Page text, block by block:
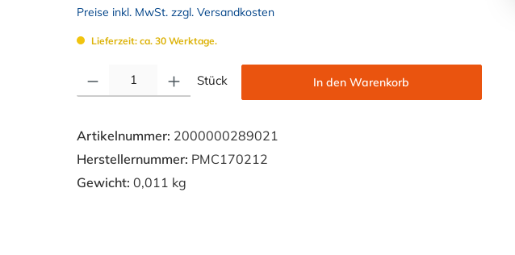
Preise inkl. MwSt. zzgl. Versandkosten
Lieferzeit: ca. 30 Werktage.
Stück In den Warenkorb
Artikelnummer: 2000000289021
Herstellernummer: PMC170212
Gewicht: 0,011 kg